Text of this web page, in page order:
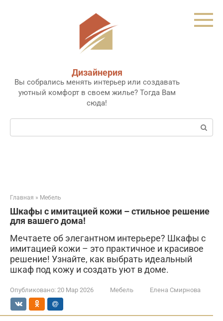
Дизайнерия
Вы собрались менять интерьер или создавать
уютный комфорт в своем жилье? Тогда Вам
сюда!
Поиск:
Главная » Мебель
Шкафы с имитацией кожи – стильное решение
для вашего дома!
Мечтаете об элегантном интерьере? Шкафы с
имитацией кожи – это практичное и красивое
решение! Узнайте, как выбрать идеальный
шкаф под кожу и создать уют в доме.
Опубликовано: 20 Мар 2026 Мебель Елена Смирнова